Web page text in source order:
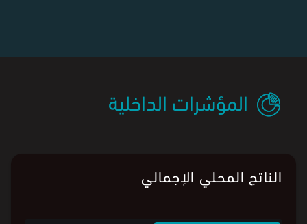
المؤشرات الداخلية
الناتج المحلي الإجمالي